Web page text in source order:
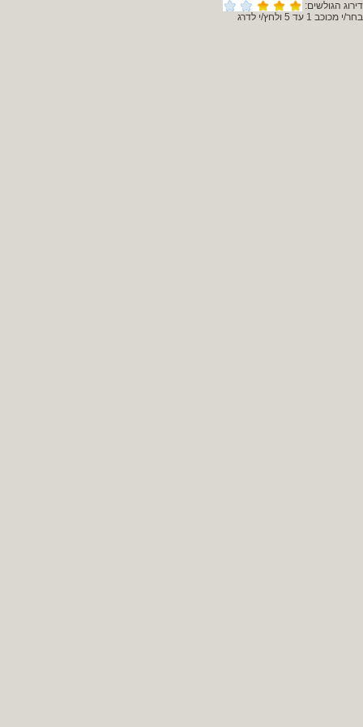
דירוג הגולשים:
בחר/י מכוכב 1 עד 5 ולחץ/י לדרג